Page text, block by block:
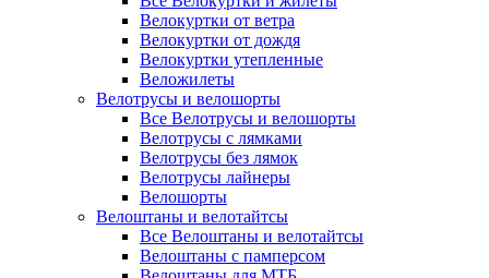
Велокуртки от ветра
Велокуртки от дождя
Велокуртки утепленные
Веложилеты
Велотрусы и велошорты
Все Велотрусы и велошорты
Велотрусы с лямками
Велотрусы без лямок
Велотрусы лайнеры
Велошорты
Велоштаны и велотайтсы
Все Велоштаны и велотайтсы
Велоштаны с памперсом